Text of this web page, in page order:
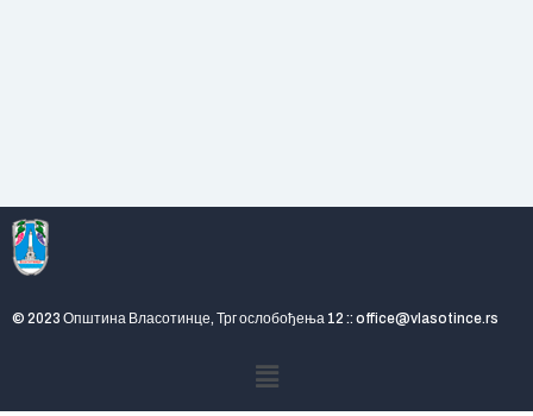
© 2023 Општина Власотинце, Трг ослобођења 12 :: office@vlasotince.rs